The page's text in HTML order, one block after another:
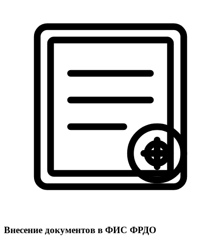
Внесение документов в ФИС ФРДО